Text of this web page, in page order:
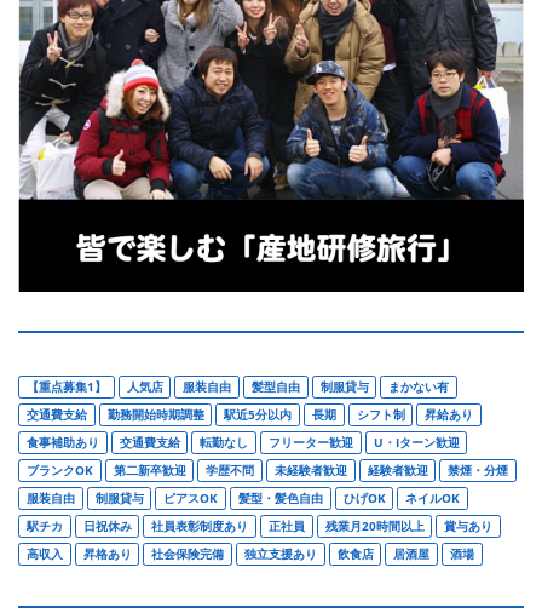
【重点募集1】 人気店 服装自由 髪型自由 制服貸与
まかない有
交通費支給
勤務開始時期調整 駅近5分以内 長期 シフト制
昇給あり
食事補助あり
交通費支給 転勤なし フリーター歓迎
U・Iターン歓迎
ブランクOK
第二新卒歓迎 学歴不問 未経験者歓迎 経験者歓迎
禁煙・分煙
服装自由
制服貸与 ピアスOK 髪型・髪色自由 ひげOK
ネイルOK
駅チカ
日祝休み 社員表彰制度あり 正社員 残業月20時間以上
賞与あり
高収入
昇格あり 社会保険完備 独立支援あり 飲食店 居酒屋 酒場